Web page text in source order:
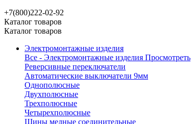
+7(800)222-02-92
Каталог товаров
Каталог товаров
Электромонтажные изделия
Все - Электромонтажные изделия Просмотреть
Реверсивные переключатели
Автоматические выключатели 9мм
Однополюсные
Двухполюсные
Трехполюсные
Четырехполюсные
Шины медные соединительные